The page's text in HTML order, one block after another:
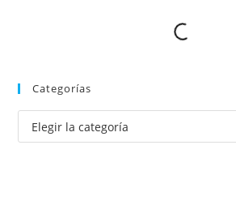
Categorías